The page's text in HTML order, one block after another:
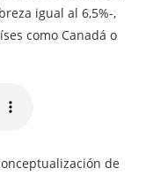
igual al 6,5%-,
como Canadá o
de